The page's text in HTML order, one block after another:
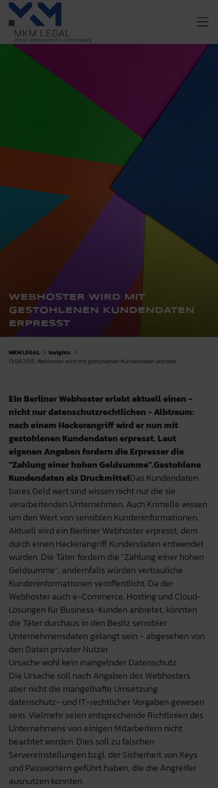
WEBHOSTER WIRD MIT
GESTOHLENEN KUNDENDATEN
ERPRESST
MKM LEGAL
Insights
13.08.2015: Webhoster wird mit gestohlenen Kundendaten erpresst
Ein Berliner Webhoster erlebt aktuell einen -
nicht nur datenschutzrechtlichen - Albtraum:
nach einem Hackerangriff wird er nun mit
gestohlenen Kundendaten erpresst. Laut
eigenen Angaben fordern die Erpresser die
"Zahlung einer hohen Geldsumme".Gestohlene
Kundendaten als DruckmittelDas Kundendaten
bares Geld wert sind wissen nicht nur die sie
verarbeitenden Unternehmen. Auch Krimelle wissen
um den Wert von sensiblen Kundeninformationen.
Aktuell wird ein Berliner Webhoster erpresst, dem
durch einen Hackerangriff Kundendaten entwendet
wurden. Die Täter fordern die "Zahlung einer hohen
Geldsumme", andernfalls würden vertrauliche
Kundeninformationen veröffentlicht. Da der
Webhoster auch e-Commerce, Hosting und Cloud-
Lösungen für Business-Kunden anbietet, könnten
die Täter durchaus in den Besitz sensibler
Unternehmensdaten gelangt sein - abgesehen von
den Daten privater Nutzer.
Ursache wohl kein mangelnder Datenschutz
Die Ursache soll nach Angaben des Webhosters
aber nicht die mangelhafte Umsetzung
datenschutz- und IT-rechtlicher Vorgaben gewesen
sein. Vielmehr seien entsprechende Richtlinien des
Unternehmens von einigen Mitarbeitern nicht
beachtet worden. Dies soll zu falschen
Servereinstellungen bzgl. der Sicherheit von Keys
und Passwörtern geführt haben, die die Angreifer
ausnutzen konnten.